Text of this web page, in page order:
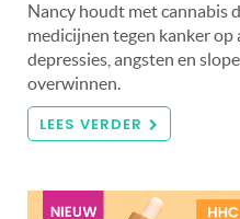
Nancy houdt met cannabis
medicijnen tegen kanker op
depressies, angsten en
overwinnen.
LEES VERDER